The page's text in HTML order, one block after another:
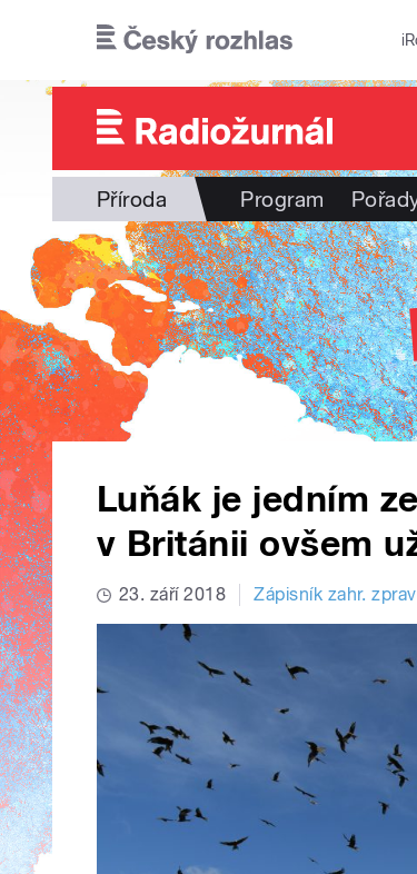
Příroda Program
Luňák je jedním
v Británii ovšem
23. září 2018 Zápisník zahr.